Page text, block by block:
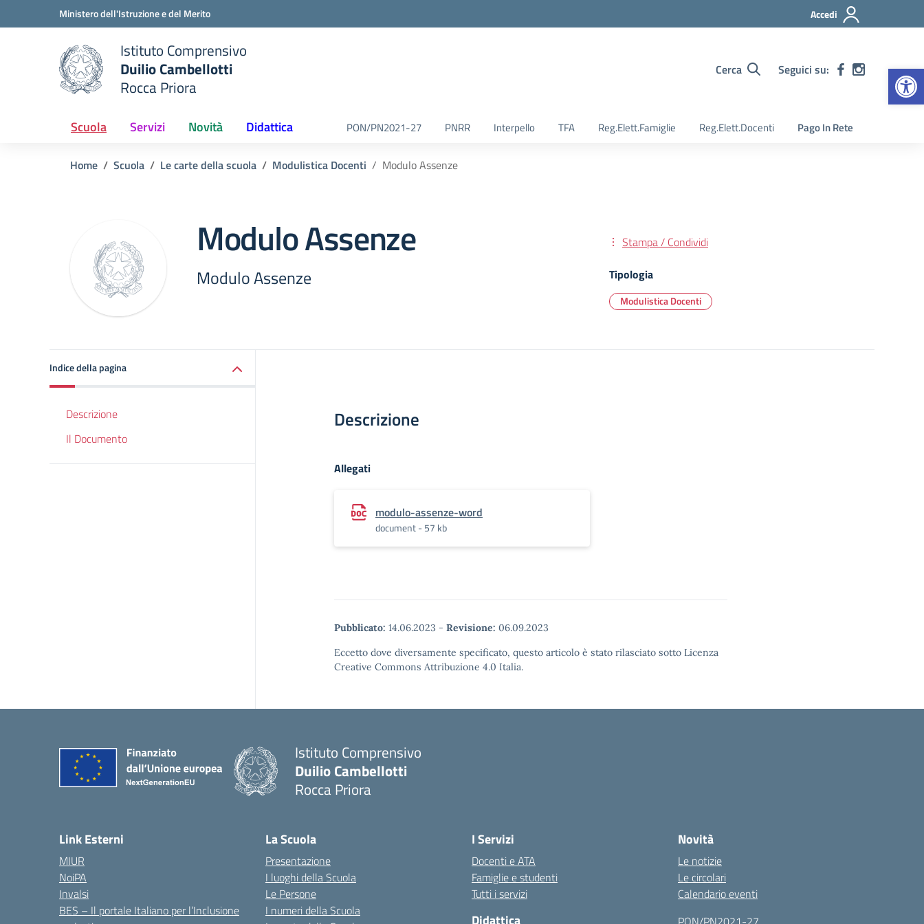
Vai ai contenuti
Vai al menu di navigazioneMinistero dell'Istruzione e del Merito Accedi
scuola
Istituto Comprensivo
Duilio Cambellotti
Rocca Priora
Cerca Seguici su:
Scuola Servizi Novità Didattica PON/PN2021-27 PNRR Interpello TFA Reg.Elett.Famiglie Reg.Elett.Docenti Pago In Rete
Home Scuola Le carte della scuola Modulistica Docenti Modulo Assenze
Modulo Assenze
Modulo Assenze
Stampa / Condividi
Tipologia
Modulistica Docenti
Indice della pagina
Descrizione
Il Documento
Descrizione
Allegati
modulo-assenze-word
document - 57 kb
Pubblicato: 14.06.2023 - Revisione: 06.09.2023
Eccetto dove diversamente specificato, questo articolo è stato rilasciato sotto Licenza
Creative Commons Attribuzione 4.0 Italia.
Istituto Comprensivo
Duilio Cambellotti
Rocca Priora
Link Esterni
MIUR
NoiPA
Invalsi
BES – Il portale Italiano per l’Inclusione
La Scuola
Presentazione
I luoghi della Scuola
Le Persone
I numeri della Scuola
I Servizi
Docenti e ATA
Famiglie e studenti
Tutti i servizi
Didattica
Novità
Le notizie
Le circolari
Calendario eventi